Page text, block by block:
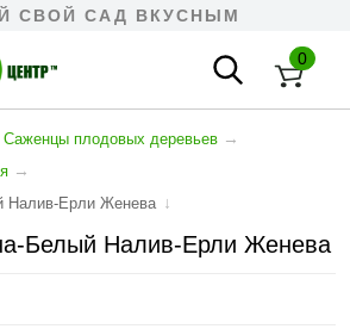
СВОЙ САД ВКУСНЫМ
0
Cаженцы плодовых деревьев →
→
Налив-Ерли Женева ↓
Белый Налив-Ерли Женева